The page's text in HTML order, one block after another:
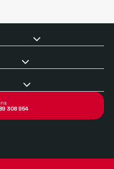
verstuurd Echte winkel +35
308 954